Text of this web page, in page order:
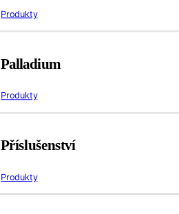
Produkty
Palladium
Produkty
Příslušenství
Produkty